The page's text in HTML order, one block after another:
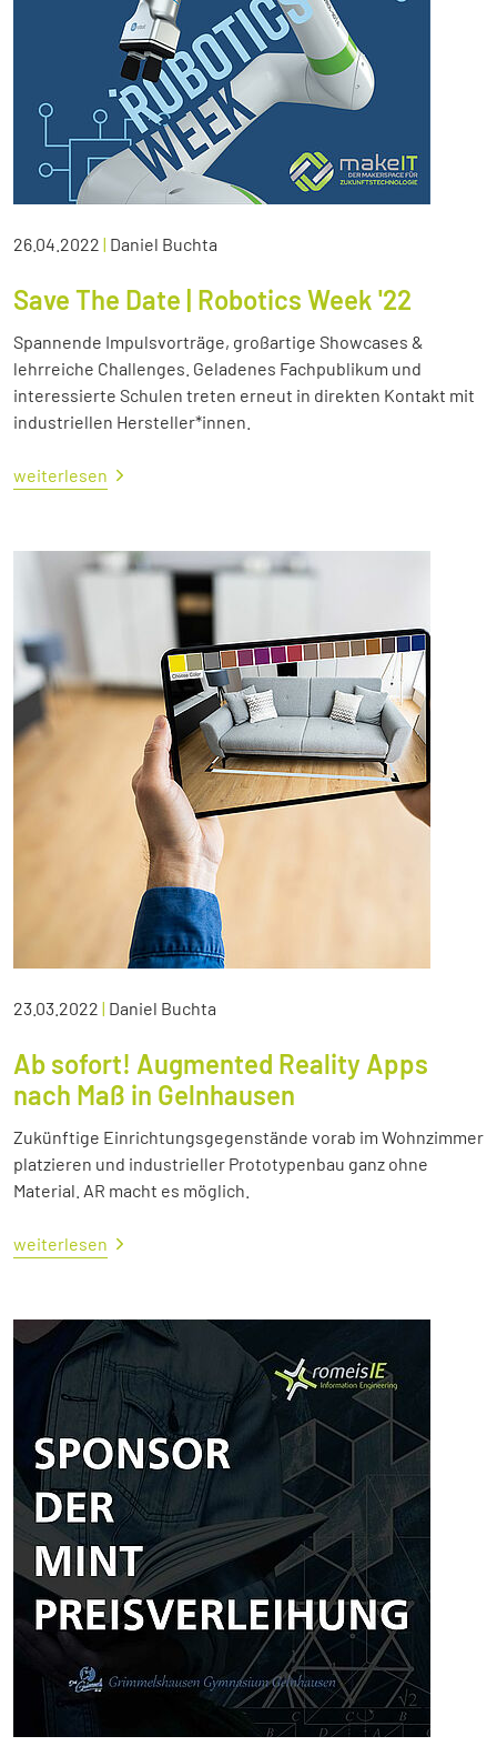
26.04.2022 | Daniel Buchta
Save The Date | Robotics Week '22
Spannende Impulsvorträge, großartige Showcases &
lehrreiche Challenges. Geladenes Fachpublikum und
interessierte Schulen treten erneut in direkten Kontakt mit
industriellen Hersteller*innen.
weiterlesen
23.03.2022 | Daniel Buchta
Ab sofort! Augmented Reality Apps
nach Maß in Gelnhausen
Zukünftige Einrichtungsgegenstände vorab im Wohnzimmer
platzieren und industrieller Prototypenbau ganz ohne
Material. AR macht es möglich.
weiterlesen